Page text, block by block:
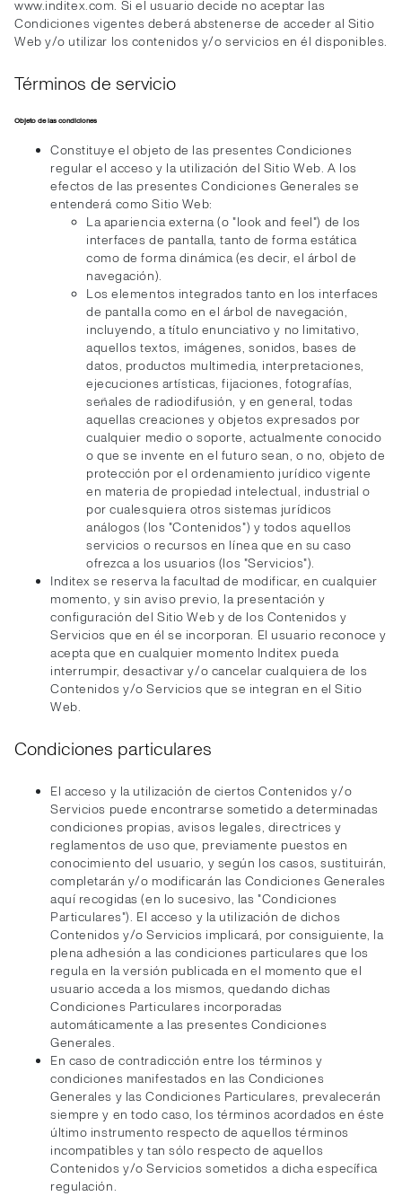
www.inditex.com. Si el usuario decide no aceptar las
Condiciones vigentes deberá abstenerse de acceder al Sitio
Web y/o utilizar los contenidos y/o servicios en él disponibles.
Términos de servicio
Objeto de las condiciones
Constituye el objeto de las presentes Condiciones
regular el acceso y la utilización del Sitio Web. A los
efectos de las presentes Condiciones Generales se
entenderá como Sitio Web:
La apariencia externa (o "look and feel") de los
interfaces de pantalla, tanto de forma estática
como de forma dinámica (es decir, el árbol de
navegación).
Los elementos integrados tanto en los interfaces
de pantalla como en el árbol de navegación,
incluyendo, a título enunciativo y no limitativo,
aquellos textos, imágenes, sonidos, bases de
datos, productos multimedia, interpretaciones,
ejecuciones artísticas, fijaciones, fotografías,
señales de radiodifusión, y en general, todas
aquellas creaciones y objetos expresados por
cualquier medio o soporte, actualmente conocido
o que se invente en el futuro sean, o no, objeto de
protección por el ordenamiento jurídico vigente
en materia de propiedad intelectual, industrial o
por cualesquiera otros sistemas jurídicos
análogos (los "Contenidos") y todos aquellos
servicios o recursos en línea que en su caso
ofrezca a los usuarios (los "Servicios").
Inditex se reserva la facultad de modificar, en cualquier
momento, y sin aviso previo, la presentación y
configuración del Sitio Web y de los Contenidos y
Servicios que en él se incorporan. El usuario reconoce y
acepta que en cualquier momento Inditex pueda
interrumpir, desactivar y/o cancelar cualquiera de los
Contenidos y/o Servicios que se integran en el Sitio
Web.
Condiciones particulares
El acceso y la utilización de ciertos Contenidos y/o
Servicios puede encontrarse sometido a determinadas
condiciones propias, avisos legales, directrices y
reglamentos de uso que, previamente puestos en
conocimiento del usuario, y según los casos, sustituirán,
completarán y/o modificarán las Condiciones Generales
aquí recogidas (en lo sucesivo, las "Condiciones
Particulares"). El acceso y la utilización de dichos
Contenidos y/o Servicios implicará, por consiguiente, la
plena adhesión a las condiciones particulares que los
regula en la versión publicada en el momento que el
usuario acceda a los mismos, quedando dichas
Condiciones Particulares incorporadas
automáticamente a las presentes Condiciones
Generales.
En caso de contradicción entre los términos y
condiciones manifestados en las Condiciones
Generales y las Condiciones Particulares, prevalecerán
siempre y en todo caso, los términos acordados en éste
último instrumento respecto de aquellos términos
incompatibles y tan sólo respecto de aquellos
Contenidos y/o Servicios sometidos a dicha específica
regulación.